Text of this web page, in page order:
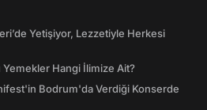
Yetişiyor, Lezzetiyle Herkesi
Hangi İlimize Ait?
Bodrum'da Verdiği Konserde